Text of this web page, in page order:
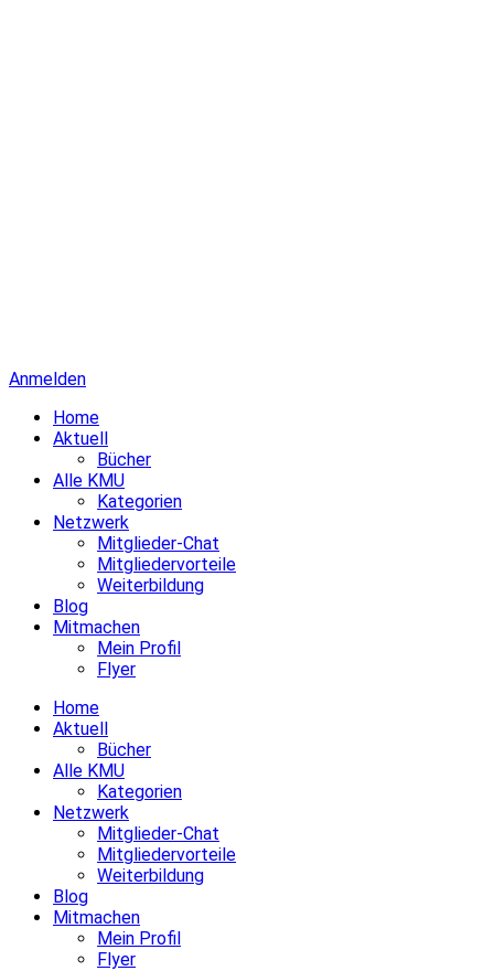
Anmelden
Home
Aktuell
Bücher
Alle KMU
Kategorien
Netzwerk
Mitglieder-Chat
Mitgliedervorteile
Weiterbildung
Blog
Mitmachen
Mein Profil
Flyer
Home
Aktuell
Bücher
Alle KMU
Kategorien
Netzwerk
Mitglieder-Chat
Mitgliedervorteile
Weiterbildung
Blog
Mitmachen
Mein Profil
Flyer